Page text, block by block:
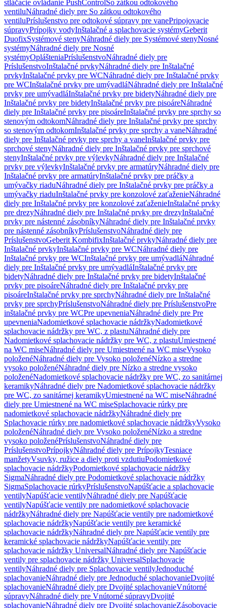
stláčacie ovládanie PushControlSo zátkou odtokového
ventiluNáhradné diely pre So zátkou odtokového
ventiluPríslušenstvo pre odtokové súpravy pre vanePripojovacie
súpravyPrípojky vodyInštalačné a splachovacie systémyGeberit
DuofixSystémové stenyNáhradné diely pre Systémové stenyNosné
systémyNáhradné diely pre Nosné
systémyOplášteniaPríslušenstvoNáhradné diely pre
PríslušenstvoInštalačné prvkyNáhradné diely pre Inštalačné
prvkyInštalačné prvky pre WCNáhradné diely pre Inštalačné prvky
pre WCInštalačné prvky pre umývadláNáhradné diely pre Inštalačné
prvky pre umývadláInštalačné prvky pre bidetyNáhradné diely pre
Inštalačné prvky pre bidetyInštalačné prvky pre pisoáreNáhradné
diely pre Inštalačné prvky pre pisoáreInštalačné prvky pre sprchy so
stenovým odtokomNáhradné diely pre Inštalačné prvky pre sprchy
so stenovým odtokomInštalačné prvky pre sprchy a vaneNáhradné
diely pre Inštalačné prvky pre sprchy a vaneInštalačné prvky pre
sprchové stenyNáhradné diely pre Inštalačné prvky pre sprchové
stenyInštalačné prvky pre výlevkyNáhradné diely pre Inštalačné
prvky pre výlevkyInštalačné prvky pre armatúryNáhradné diely pre
Inštalačné prvky pre armatúryInštalačné prvky pre práčky a
umývačky riaduNáhradné diely pre Inštalačné prvky pre práčky a
umývačky riaduInštalačné prvky pre konzolové zaťaženieNáhradné
diely pre Inštalačné prvky pre konzolové zaťaženieInštalačné prvky
pre drezyNáhradné diely pre Inštalačné prvky pre drezyInštalačné
prvky pre nástenné zásobníkyNáhradné diely pre Inštalačné prvky
pre nástenné zásobníkyPríslušenstvoNáhradné diely pre
PríslušenstvoGeberit KombifixInštalačné prvkyNáhradné diely pre
Inštalačné prvkyInštalačné prvky pre WCNáhradné diely pre
Inštalačné prvky pre WCInštalačné prvky pre umývadláNáhradné
diely pre Inštalačné prvky pre umývadláInštalačné prvky pre
bidetyNáhradné diely pre Inštalačné prvky pre bidetyInštalačné
prvky pre pisoáreNáhradné diely pre Inštalačné prvky pre
pisoáreInštalačné prvky pre sprchyNáhradné diely pre Inštalačné
prvky pre sprchyPríslušenstvoNáhradné diely pre PríslušenstvoPre
inštalačné prvky pre WCPre upevneniaNáhradné diely pre Pre
upevneniaNadomietkové splachovacie nádržkyNadomietkové
splachovacie nádržky pre WC, z plastuNáhradné diely pre
Nadomietkové splachovacie nádržky pre WC, z plastuUmiestnené
na WC miseNáhradné diely pre Umiestnené na WC miseVysoko
položenéNáhradné diely pre Vysoko položenéNízko a stredne
vysoko položenéNáhradné diely pre Nízko a stredne vysoko
položenéNadomietkové splachovacie nádržky pre WC, zo sanitárnej
keramikyNáhradné diely pre Nadomietkové splachovacie nádržky
pre WC, zo sanitárnej keramikyUmiestnené na WC miseNáhradné
diely pre Umiestnené na WC miseSplachovacie rúrky pre
nadomietkové splachovacie nádržkyNáhradné diely pre
Splachovacie rúrky pre nadomietkové splachovacie nádržkyVysoko
položenéNáhradné diely pre Vysoko položenéNízko a stredne
vysoko položenéPríslušenstvoNáhradné diely pre
PríslušenstvoPrípojkyNáhradné diely pre PrípojkyTesniace
manžetyVsuvky, ružice a diely proti vzdutiuPodomietkové
splachovacie nádržkyPodomietkové splachovacie nádržky
SigmaNáhradné diely pre Podomietkové splachovacie nádržky
SigmaSplachovacie rúrkyPríslušenstvoNapúšťacie a splachovacie
ventilyNapúšťacie ventilyNáhradné diely pre Napúšťacie
ventilyNapúšťacie ventily pre nadomietkové splachovacie
nádržkyNáhradné diely pre Napúšťacie ventily pre nadomietkové
splachovacie nádržkyNapúšťacie ventily pre keramické
splachovacie nádržkyNáhradné diely pre Napúšťacie ventily pre
keramické splachovacie nádržkyNapúšťacie ventily pre
splachovacie nádržky UniversalNáhradné diely pre Napúšťacie
ventily pre splachovacie nádržky UniversalSplachovacie
ventilyNáhradné diely pre Splachovacie ventilyJednoduché
splachovanieNáhradné diely pre Jednoduché splachovanieDvojité
splachovanieNáhradné diely pre Dvojité splachovanieVnútorné
súpravyNáhradné diely pre Vnútorné súpravyDvojité
splachovanieNáhradné diely pre Dvojité splachovanieZásobovacie